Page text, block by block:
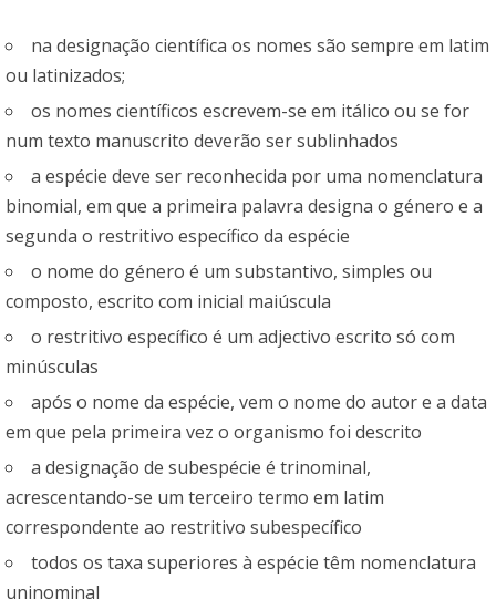
na designação científica os nomes são sempre em latim
ou latinizados;
os nomes científicos escrevem-se em itálico ou se for
num texto manuscrito deverão ser sublinhados
a espécie deve ser reconhecida por uma nomenclatura
binomial, em que a primeira palavra designa o género e a
segunda o restritivo específico da espécie
o nome do género é um substantivo, simples ou
composto, escrito com inicial maiúscula
o restritivo específico é um adjectivo escrito só com
minúsculas
após o nome da espécie, vem o nome do autor e a data
em que pela primeira vez o organismo foi descrito
a designação de subespécie é trinominal,
acrescentando-se um terceiro termo em latim
correspondente ao restritivo subespecífico
todos os taxa superiores à espécie têm nomenclatura
uninominal